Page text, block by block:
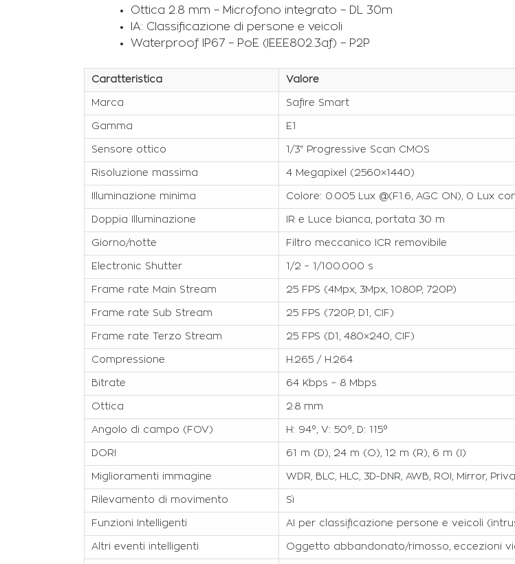
Ottica 2.8 mm – Microfono integrato – DL 30m
IA: Classificazione di persone e veicoli
Waterproof IP67 – PoE (IEEE802.3af) – P2P
Caratteristica Valore
Marca Safire Smart
Gamma E1
Sensore ottico 1/3" Progressive Scan CMOS
Risoluzione massima 4 Megapixel (2560×1440)
Illuminazione minima Colore: 0.005 Lux @(F1.6, AGC ON), 0 Lux
Doppia Illuminazione IR e Luce bianca, portata 30 m
Giorno/notte Filtro meccanico ICR removibile
Electronic Shutter 1/2 ~ 1/100.000 s
Frame rate Main Stream 25 FPS (4Mpx, 3Mpx, 1080P, 720P)
Frame rate Sub Stream 25 FPS (720P, D1, CIF)
Frame rate Terzo Stream 25 FPS (D1, 480×240, CIF)
Compressione H.265 / H.264
Bitrate 64 Kbps ~ 8 Mbps
Ottica 2.8 mm
Angolo di campo (FOV) H: 94°, V: 50°, D: 115°
DORI 61 m (D), 24 m (O), 12 m (R), 6 m (I)
Miglioramenti immagine WDR, BLC, HLC, 3D-DNR, AWB, ROI, Mirror,
Rilevamento di movimento Sì
Funzioni Intelligenti AI per classificazione persone e veicoli
Altri eventi intelligenti Oggetto abbandonato/rimosso, eccezioni